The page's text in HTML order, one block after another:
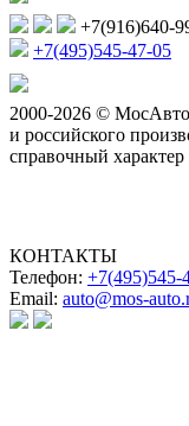
+7(916)640-
+7(495)545-47-05
2000-2026 ©
и российского
справочный
КОНТАКТЫ
Телефон: +7(495)545-
Email: auto@mos-